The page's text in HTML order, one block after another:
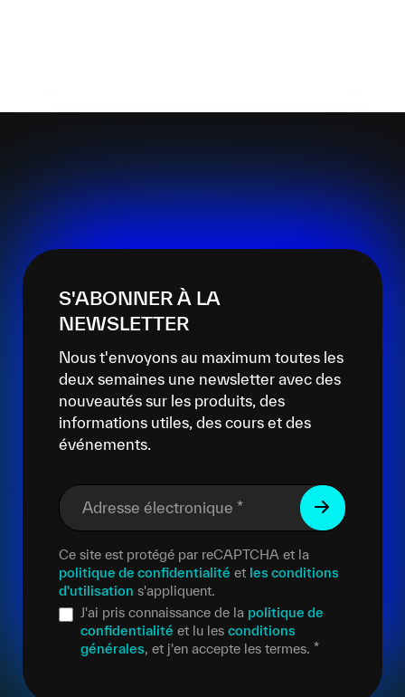
S'ABONNER À LA
NEWSLETTER
Nous t'envoyons au maximum toutes les
deux semaines une newsletter avec des
nouveautés sur les produits, des
informations utiles, des cours et des
événements.
Adresse électronique *
Ce site est protégé par reCAPTCHA et la
politique de confidentialité et les conditions
d'utilisation s'appliquent.
J'ai pris connaissance de la politique de
confidentialité et lu les conditions
générales, et j'en accepte les termes. *